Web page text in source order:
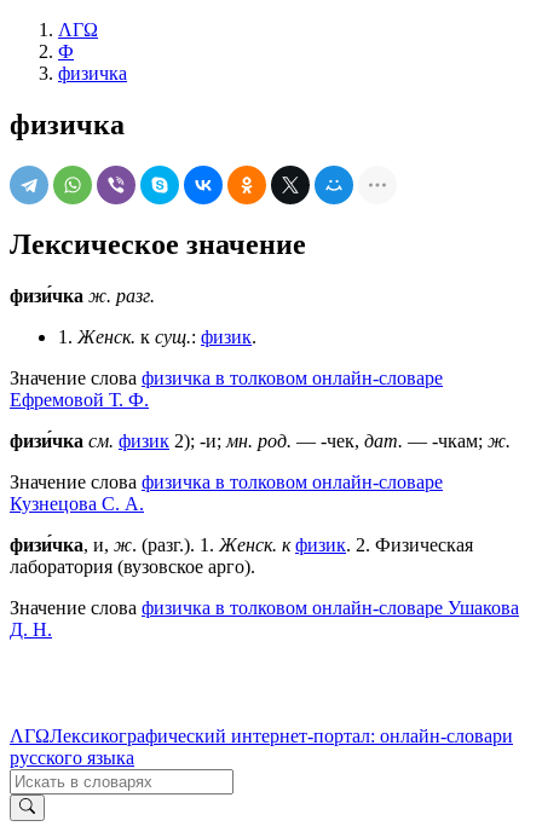
ΛΓΩ
Ф
физичка
физичка
Лексическое значение
физи́чка ж. разг.
1. Женск. к сущ.: физик.
Значение слова физичка в толковом онлайн-словаре
Ефремовой Т. Ф.
физи́чка см. физик 2); -и; мн. род. — -чек, дат. — -чкам; ж.
Значение слова физичка в толковом онлайн-словаре
Кузнецова С. А.
физи́чка, и, ж. (разг.). 1 . Женск. к физик. 2. Физическая
лаборатория (вузовское арго).
Значение слова физичка в толковом онлайн-словаре Ушакова
Д. Н.
ΛΓΩЛексикографический интернет-портал: онлайн-словари
русского языка